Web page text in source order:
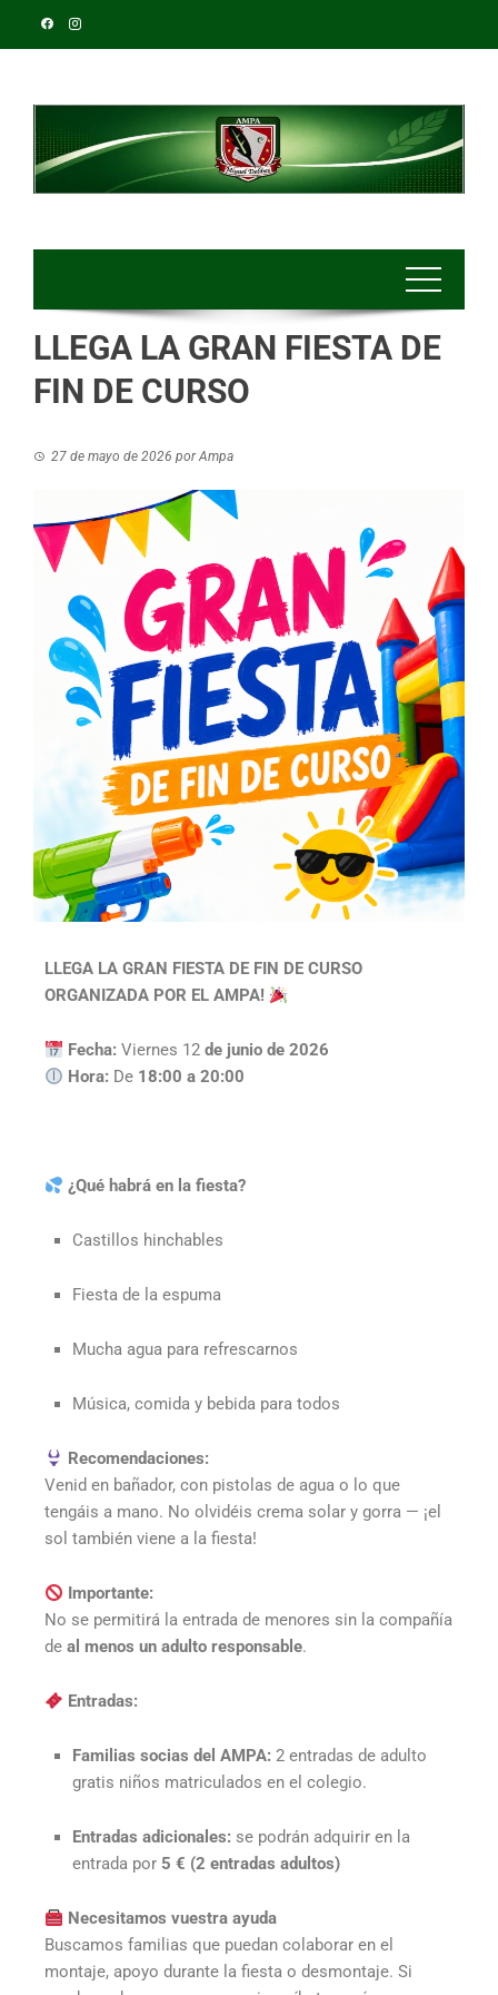
LLEGA LA GRAN FIESTA DE
FIN DE CURSO
27 de mayo de 2026 porAmpa
LLEGA LA GRAN FIESTA DE FIN DE CURSO
ORGANIZADA POR EL AMPA!
Fecha: Viernes 12 de junio de 2026
Hora: De 18:00 a 20:00
¿Qué habrá en la fiesta?
Castillos hinchables
Fiesta de la espuma
Mucha agua para refrescarnos
Música, comida y bebida para todos
Recomendaciones:
Venid en bañador, con pistolas de agua o lo que
tengáis a mano. No olvidéis crema solar y gorra — ¡el
sol también viene a la fiesta!
Importante:
No se permitirá la entrada de menores sin la compañía
de al menos un adulto responsable.
Entradas:
Familias socias del AMPA: 2 entradas de adulto
gratis niños matriculados en el colegio.
Entradas adicionales: se podrán adquirir en la
entrada por 5 € (2 entradas adultos)
Necesitamos vuestra ayuda
Buscamos familias que puedan colaborar en el
montaje, apoyo durante la fiesta o desmontaje. Si